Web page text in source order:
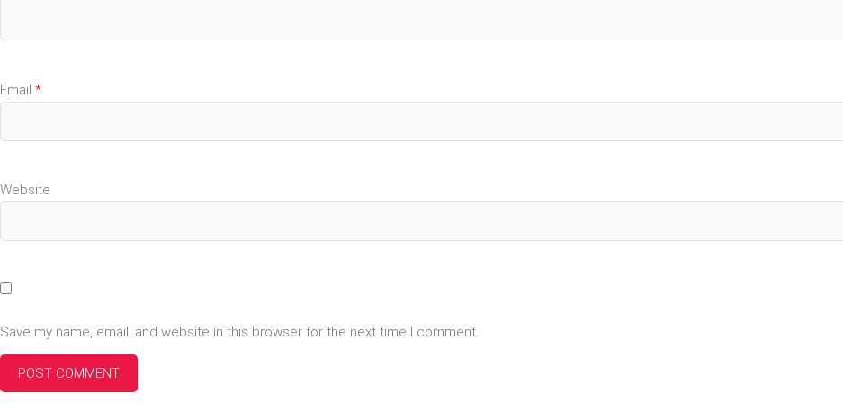
Email *
Website
Save my name, email, and website in this browser for the next time I comment.